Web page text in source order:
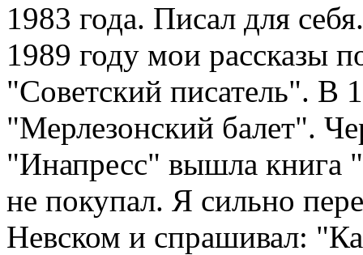
1983 года. Писал для
1989 году мои рассказы
"Советский писатель". В
"Мерлезонский балет".
"Инапресс" вышла книга
не покупал. Я сильно
Невском и спрашивал: